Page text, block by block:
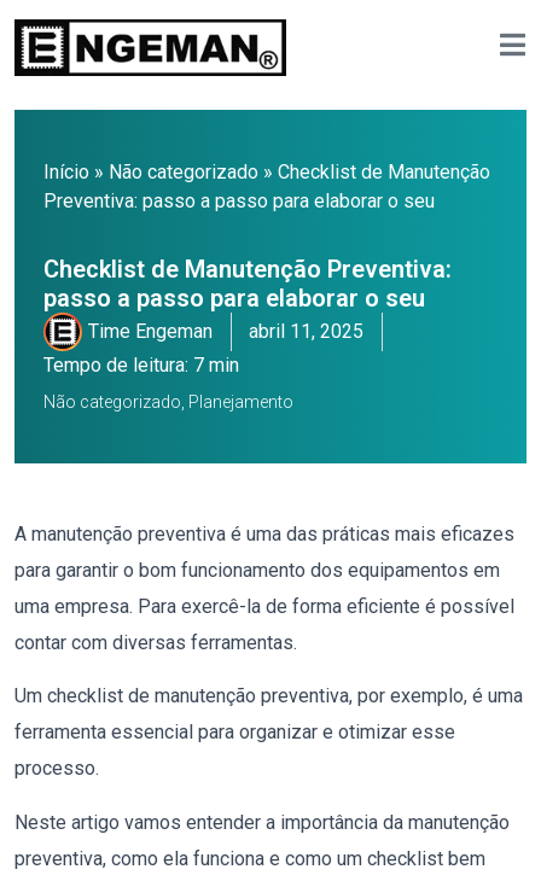
Início » Não categorizado » Checklist de Manutenção
Preventiva: passo a passo para elaborar o seu
Checklist de Manutenção Preventiva:
passo a passo para elaborar o seu
Time Engeman
abril 11, 2025
Tempo de leitura: 7 min
Não categorizado Planejamento
A manutenção preventiva é uma das práticas mais eficazes
para garantir o bom funcionamento dos equipamentos em
uma empresa. Para exercê-la de forma eficiente é possível
contar com diversas ferramentas.
Um checklist de manutenção preventiva, por exemplo, é uma
ferramenta essencial para organizar e otimizar esse
processo.
Neste artigo vamos entender a importância da manutenção
preventiva, como ela funciona e como um checklist bem